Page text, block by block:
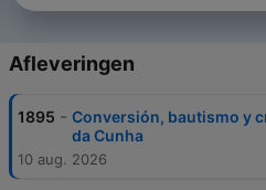
Afleveringen
1895 - Conversión, bautismo y
da Cunha
10 aug. 2026